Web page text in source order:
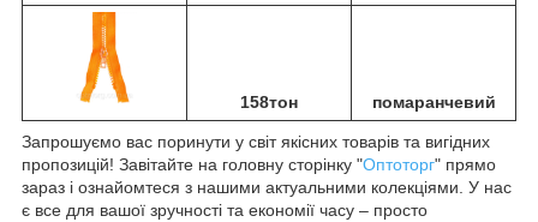
158тон помаранчевий
Запрошуємо вас поринути у світ якісних товарів та вигідних
пропозицій! Завітайте на головну сторінку "Оптоторг" прямо
зараз і ознайомтеся з нашими актуальними колекціями. У нас
є все для вашої зручності та економії часу – просто